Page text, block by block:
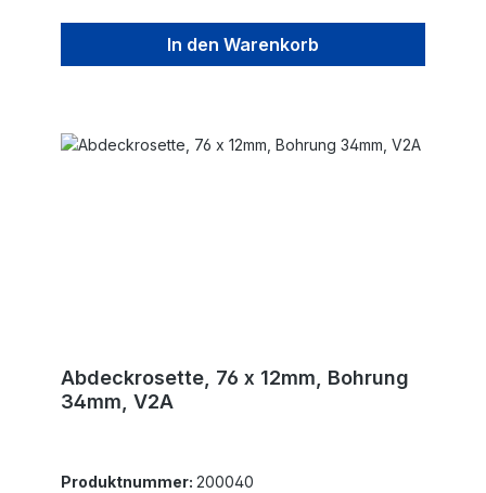
In den Warenkorb
Abdeckrosette, 76 x 12mm, Bohrung
34mm, V2A
Produktnummer: 200040